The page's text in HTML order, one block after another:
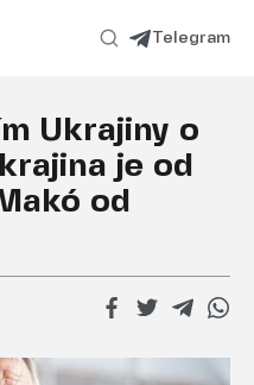
Telegram
Ukrajiny o
je od
od